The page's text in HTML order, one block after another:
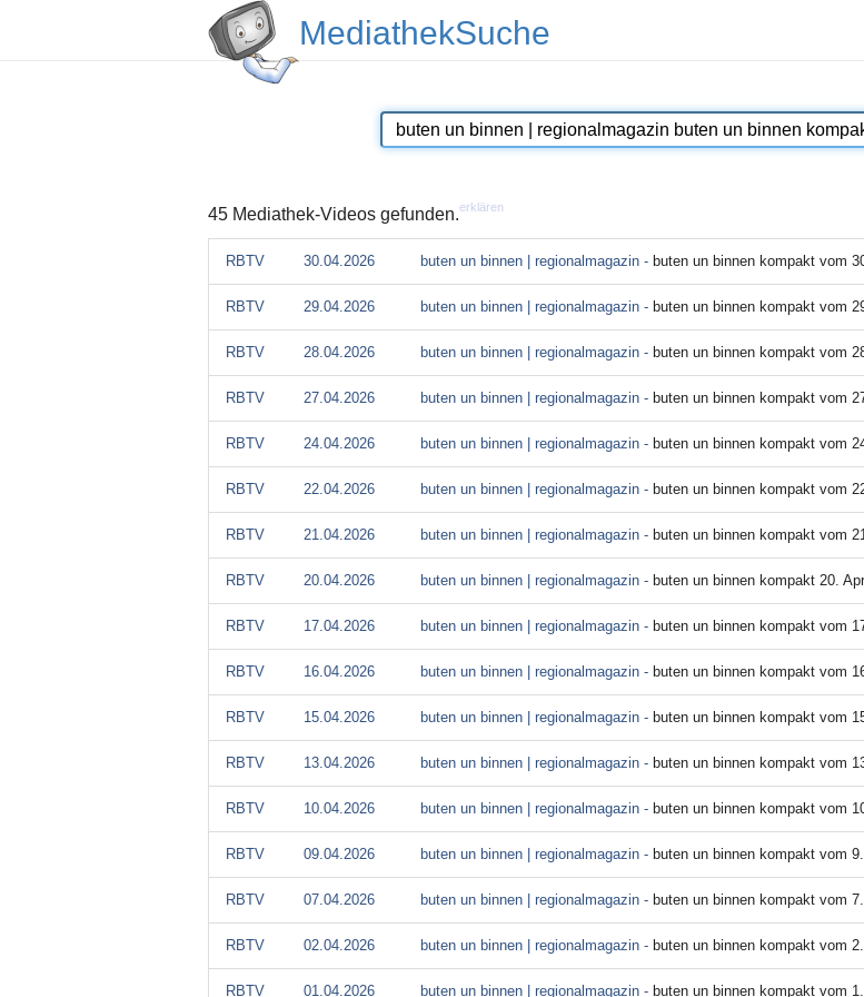
MediathekSuche
45 Mediathek-Videos gefunden.erklären
RBTV 30.04.2026 buten un binnen | regionalmagazin - buten un binnen kompakt vom
RBTV 29.04.2026 buten un binnen | regionalmagazin - buten un binnen kompakt vom
RBTV 28.04.2026 buten un binnen | regionalmagazin - buten un binnen kompakt vom
RBTV 27.04.2026 buten un binnen | regionalmagazin - buten un binnen kompakt vom
RBTV 24.04.2026 buten un binnen | regionalmagazin - buten un binnen kompakt vom
RBTV 22.04.2026 buten un binnen | regionalmagazin - buten un binnen kompakt vom
RBTV 21.04.2026 buten un binnen | regionalmagazin - buten un binnen kompakt vom
RBTV 20.04.2026 buten un binnen | regionalmagazin - buten un binnen kompakt 20.
RBTV 17.04.2026 buten un binnen | regionalmagazin - buten un binnen kompakt vom
RBTV 16.04.2026 buten un binnen | regionalmagazin - buten un binnen kompakt vom
RBTV 15.04.2026 buten un binnen | regionalmagazin - buten un binnen kompakt vom
RBTV 13.04.2026 buten un binnen | regionalmagazin - buten un binnen kompakt vom
RBTV 10.04.2026 buten un binnen | regionalmagazin - buten un binnen kompakt vom
RBTV 09.04.2026 buten un binnen | regionalmagazin - buten un binnen kompakt vom
RBTV 07.04.2026 buten un binnen | regionalmagazin - buten un binnen kompakt vom
RBTV 02.04.2026 buten un binnen | regionalmagazin - buten un binnen kompakt vom
RBTV 01.04.2026 buten un binnen | regionalmagazin - buten un binnen kompakt vom